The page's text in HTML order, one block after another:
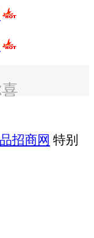
招商网 特别